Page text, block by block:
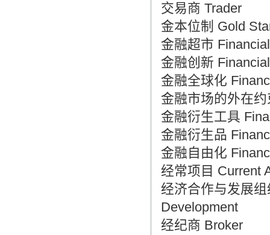
交易商 Trader
金本位制 Gold
金融超市
金融创新
金融全球化
金融市场的外在
金融衍生工具
金融衍生品
金融自由化
经常项目 Current
经济合作与发展
Development
经纪商 Broker